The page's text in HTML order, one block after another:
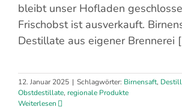
bleibt unser Hofladen
Frischobst ist ausverkauft.
Destillate aus eigener Brennerei
12. Januar 2025 | Schlagwörter: Birnensaft,
Obstdestillate, regionale Produkte
Weiterlesen